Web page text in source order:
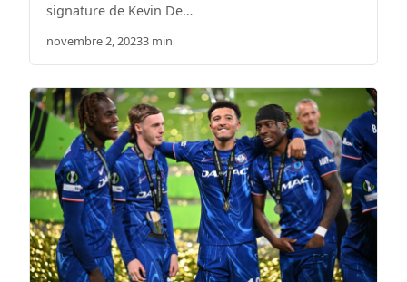
signature de Kevin De…
novembre 2, 20233 min